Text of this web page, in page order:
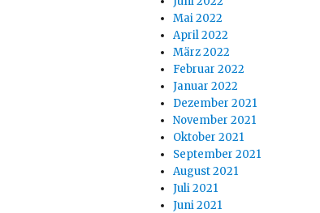
Mai 2022
April 2022
März 2022
Februar 2022
Januar 2022
Dezember 2021
November 2021
Oktober 2021
September 2021
August 2021
Juli 2021
Juni 2021